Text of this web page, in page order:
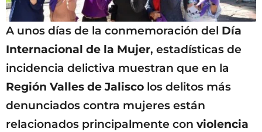
A unos días de la conmemoración del Día
Internacional de la Mujer, estadísticas de
incidencia delictiva muestran que en la
Región Valles de Jalisco los delitos más
denunciados contra mujeres están
relacionados principalmente con violencia